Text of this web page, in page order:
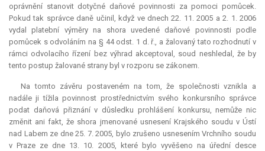
oprávnění stanovit dotyčné daňové povinnosti za pomoci pomůcek.
Pokud tak správce daně učinil, když ve dnech 22. 11. 2005 a 2. 1. 2006
vydal platební výměry na shora uvedené daňové povinnosti podle
pomůcek s odvoláním na § 44 odst. 1 d. ř., a žalovaný tato rozhodnutí v
rámci odvolacího řízení bez výhrad akceptoval, soud neshledal, že by
tento postup žalované strany byl v rozporu se zákonem.
Na tomto závěru postaveném na tom, že společnosti vznikla a
nadále ji tížila povinnost prostřednictvím svého konkursního správce
podat daňová přiznání v důsledku prohlášení konkursu, nemůže nic
změnit ani fakt, že shora jmenované usnesení Krajského soudu v Ústí
nad Labem ze dne 25. 7. 2005, bylo zrušeno usnesením Vrchního soudu
v Praze ze dne 13. 10. 2005, které bylo vyvěšeno na úřední desce